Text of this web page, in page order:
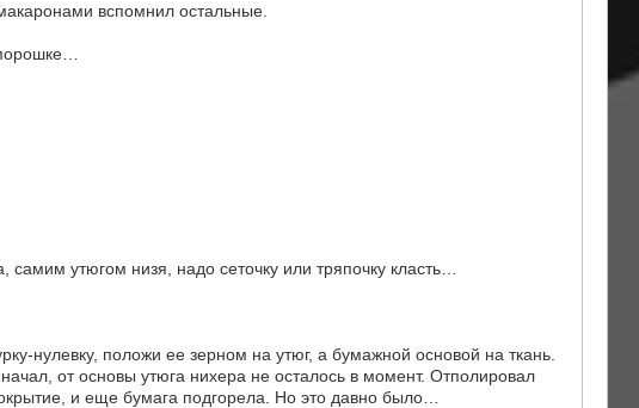
вспомнил остальные.
утюгом низя, надо сеточку или тряпочку класть…
нулевку, положи ее зерном на утюг, а бумажной основой на ткань.
от основы утюга нихера не осталось в момент. Отполировал
и еще бумага подгорела. Но это давно было…